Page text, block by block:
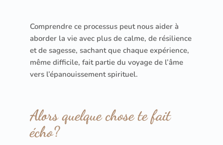
Comprendre ce processus peut nous aider à
aborder la vie avec plus de calme, de résilience
et de sagesse, sachant que chaque expérience,
même difficile, fait partie du voyage de l’âme
vers l’épanouissement spirituel.
Alors quelque chose te fait
écho?